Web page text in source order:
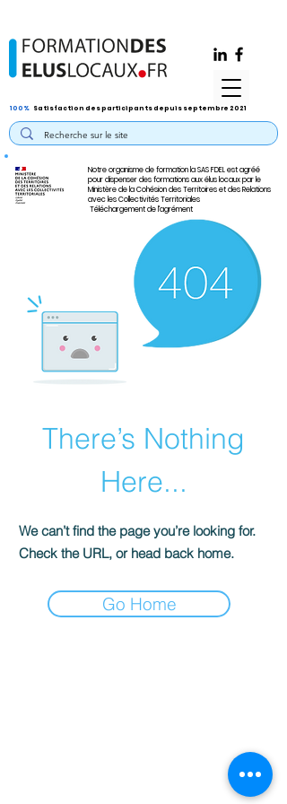
Notre organisme de formation la SAS FDEL est agréé
pour dispenser des formations aux élus locaux par le
Ministère de la Cohésion des Territoires et des Relations
avec les Collectivités Territoriales
Téléchargement de l'agrément
100% Satisfaction des participants depuis septembre 2021
There’s Nothing
Here...
We can’t find the page you’re looking for.
Check the URL, or head back home.
Go Home